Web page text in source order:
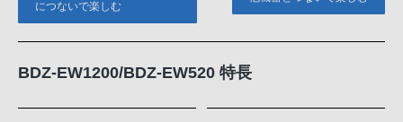
につないで楽しむ
BDZ-EW1200/BDZ-EW520 特長